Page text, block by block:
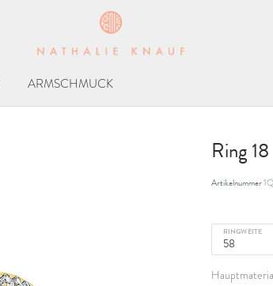
ARMSCHMUCK
Ring
Artikelnummer
RINGWEITE